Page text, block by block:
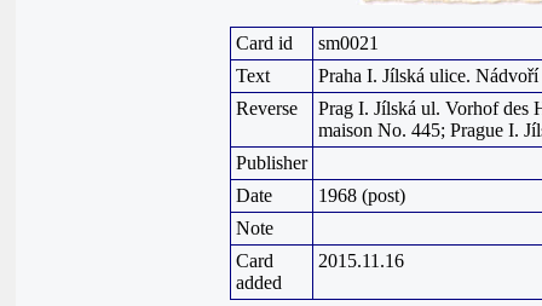
Card id
sm0021
Text
Praha I. Jílská ulice.
Reverse
Prag I. Jílská ul. Vorhof des
maison No. 445; Prague I.
Publisher
Date
1968 (post)
Note
Card
added
2015.11.16